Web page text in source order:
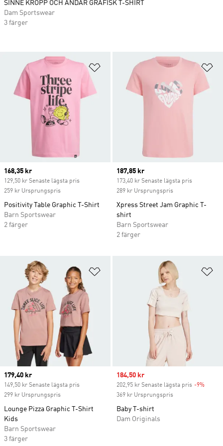
Lägg till på önskelistan
Current price
168,35 kr
129,50 kr Senaste lägsta pris
259 kr Ursprungspris
Positivity Table Graphic T-Shirt
Barn Sportswear
2 färger
Current price
187,85 kr
173,40 kr Senaste lägsta pris
289 kr Ursprungspris
Xpress Street Jam Graphic T-
shirt
Barn Sportswear
2 färger
Lägg till på önskelistan
Current price
179,40 kr
149,50 kr Senaste lägsta pris
299 kr Ursprungspris
Lounge Pizza Graphic T-Shirt
Kids
Barn Sportswear
3 färger
Sale price
184,50 kr
202,95 kr Senaste lägsta pris -9%
369 kr Ursprungspris
Baby T-shirt
Dam Originals
SINNE KROPP OCH ANDAR GRAFISK T-SHIRT
Dam Sportswear
3 färger